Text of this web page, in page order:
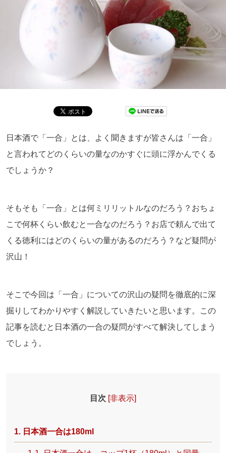
日本酒で「一合」とは、よく聞きますが皆さんは「一合」
と言われてどのくらいの量なのかすぐに頭に浮かんでくる
でしょうか？
そもそも「一合」とは何ミリリットルなのだろう？おちょ
こで何杯くらい飲むと一合なのだろう？お店で頼んで出て
くる徳利にはどのくらいの量があるのだろう？など疑問が
沢山！
そこで今回は「一合」についての沢山の疑問を徹底的に深
掘りしてわかりやすく解説していきたいと思います。この
記事を読むと日本酒の一合の疑問がすべて解決してしまう
でしょう。
目次 [非表示]
1. 日本酒一合は180ml